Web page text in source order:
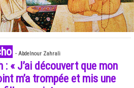
- Abdelnour Zahrali
: « J’ai découvert que mon
m’a trompée et mis une